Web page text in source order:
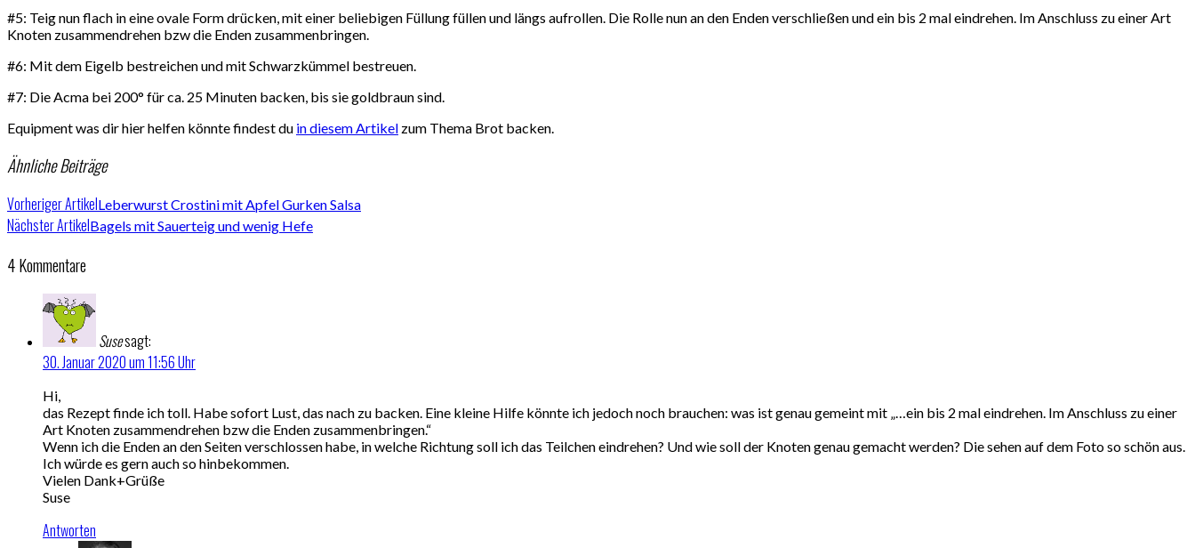
#5: Teig nun flach in eine ovale Form drücken, mit einer beliebigen Füllung füllen und längs aufrollen. Die Rolle nun an den Enden verschließen und ein bis 2 mal eindrehen. Im Anschluss zu einer Art
Knoten zusammendrehen bzw die Enden zusammenbringen.
#6: Mit dem Eigelb bestreichen und mit Schwarzkümmel bestreuen.
#7: Die Acma bei 200° für ca. 25 Minuten backen, bis sie goldbraun sind.
Equipment was dir hier helfen könnte findest du in diesem Artikel zum Thema Brot backen.
Ähnliche Beiträge
Vorheriger ArtikelLeberwurst Crostini mit Apfel Gurken Salsa
Nächster ArtikelBagels mit Sauerteig und wenig Hefe
4 Kommentare
Susesagt:
30. Januar 2020 um 11:56 Uhr
Hi,
das Rezept finde ich toll. Habe sofort Lust, das nach zu backen. Eine kleine Hilfe könnte ich jedoch noch brauchen: was ist genau gemeint mit „…ein bis 2 mal eindrehen. Im Anschluss zu einer
Art Knoten zusammendrehen bzw die Enden zusammenbringen.“
Wenn ich die Enden an den Seiten verschlossen habe, in welche Richtung soll ich das Teilchen eindrehen? Und wie soll der Knoten genau gemacht werden? Die sehen auf dem Foto so schön aus.
Ich würde es gern auch so hinbekommen.
Vielen Dank+Grüße
Suse
Antworten